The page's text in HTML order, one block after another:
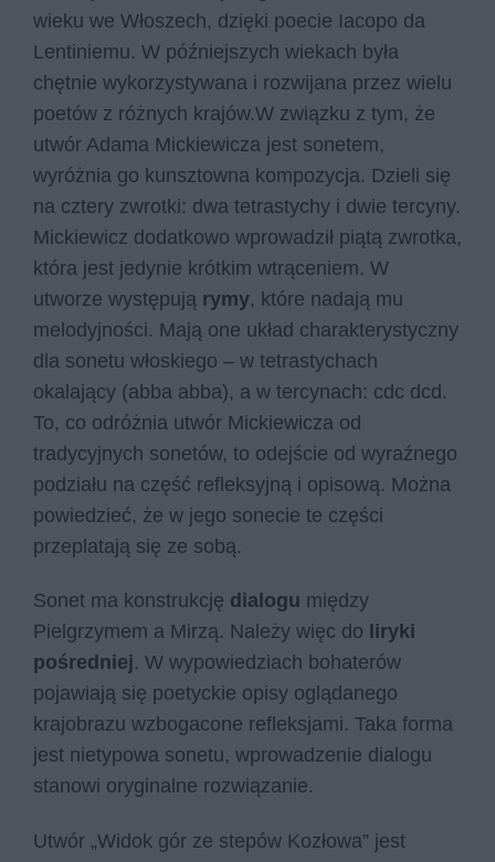
wieku we Włoszech, dzięki poecie Iacopo da
Lentiniemu. W późniejszych wiekach była
chętnie wykorzystywana i rozwijana przez wielu
poetów z różnych krajów.W związku z tym, że
utwór Adama Mickiewicza jest sonetem,
wyróżnia go kunsztowna kompozycja. Dzieli się
na cztery zwrotki: dwa tetrastychy i dwie tercyny.
Mickiewicz dodatkowo wprowadził piątą zwrotka,
która jest jedynie krótkim wtrąceniem. W
utworze występują rymy, które nadają mu
melodyjności. Mają one układ charakterystyczny
dla sonetu włoskiego – w tetrastychach
okalający (abba abba), a w tercynach: cdc dcd.
To, co odróżnia utwór Mickiewicza od
tradycyjnych sonetów, to odejście od wyraźnego
podziału na część refleksyjną i opisową. Można
powiedzieć, że w jego sonecie te części
przeplatają się ze sobą.
Sonet ma konstrukcję dialogu między
Pielgrzymem a Mirzą. Należy więc do liryki
pośredniej. W wypowiedziach bohaterów
pojawiają się poetyckie opisy oglądanego
krajobrazu wzbogacone refleksjami. Taka forma
jest nietypowa sonetu, wprowadzenie dialogu
stanowi oryginalne rozwiązanie.
Utwór „Widok gór ze stepów Kozłowa” jest